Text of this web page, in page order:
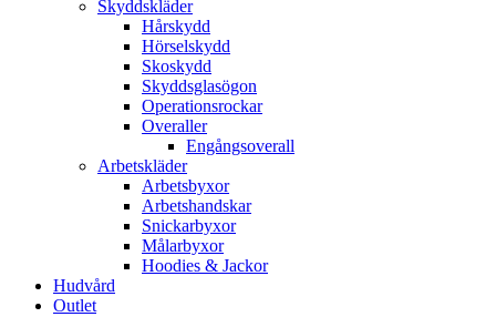
Skyddskläder
Hårskydd
Hörselskydd
Skoskydd
Skyddsglasögon
Operationsrockar
Overaller
Engångsoverall
Arbetskläder
Arbetsbyxor
Arbetshandskar
Snickarbyxor
Målarbyxor
Hoodies & Jackor
Hudvård
Outlet